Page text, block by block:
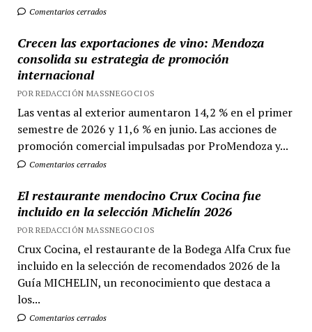
Comentarios cerrados
Crecen las exportaciones de vino: Mendoza
consolida su estrategia de promoción
internacional
POR REDACCIÓN MASSNEGOCIOS
Las ventas al exterior aumentaron 14,2 % en el primer
semestre de 2026 y 11,6 % en junio. Las acciones de
promoción comercial impulsadas por ProMendoza y...
Comentarios cerrados
El restaurante mendocino Crux Cocina fue
incluido en la selección Michelín 2026
POR REDACCIÓN MASSNEGOCIOS
Crux Cocina, el restaurante de la Bodega Alfa Crux fue
incluido en la selección de recomendados 2026 de la
Guía MICHELIN, un reconocimiento que destaca a
los...
Comentarios cerrados